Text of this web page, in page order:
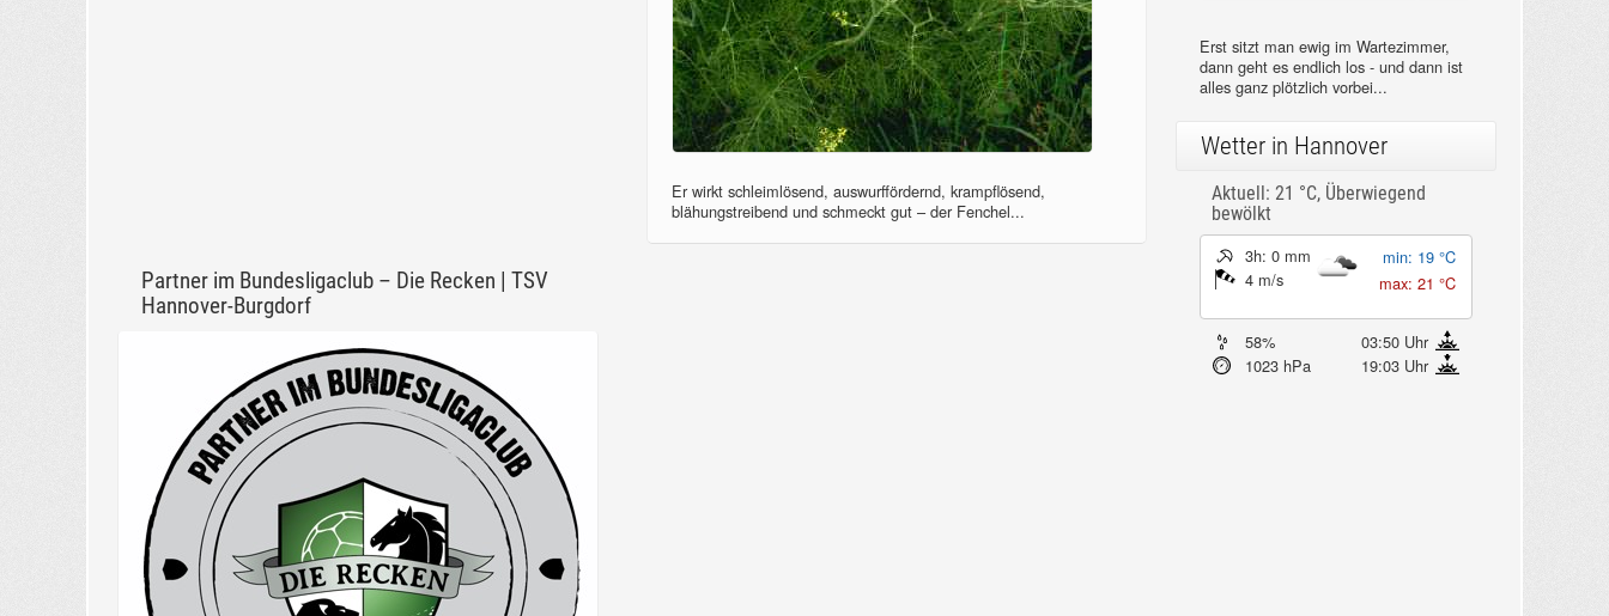
Er wirkt schleimlösend, auswurffördernd, krampflösend,
blähungstreibend und schmeckt gut – der Fenchel...
Partner im Bundesligaclub – Die Recken | TSV
Hannover-Burgdorf
Erst sitzt man ewig im Wartezimmer,
dann geht es endlich los - und dann ist
alles ganz plötzlich vorbei...
Wetter in Hannover
Aktuell: 21 °C, Überwiegend
bewölkt
3h: 0 mm
4 m/s
min: 19 °C
max: 21 °C
58%
03:50 Uhr
1023 hPa
19:03 Uhr